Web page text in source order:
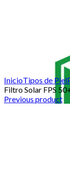
Click para agrandar
InicioTipos de Piel
Filtro Solar FPS
Previous product